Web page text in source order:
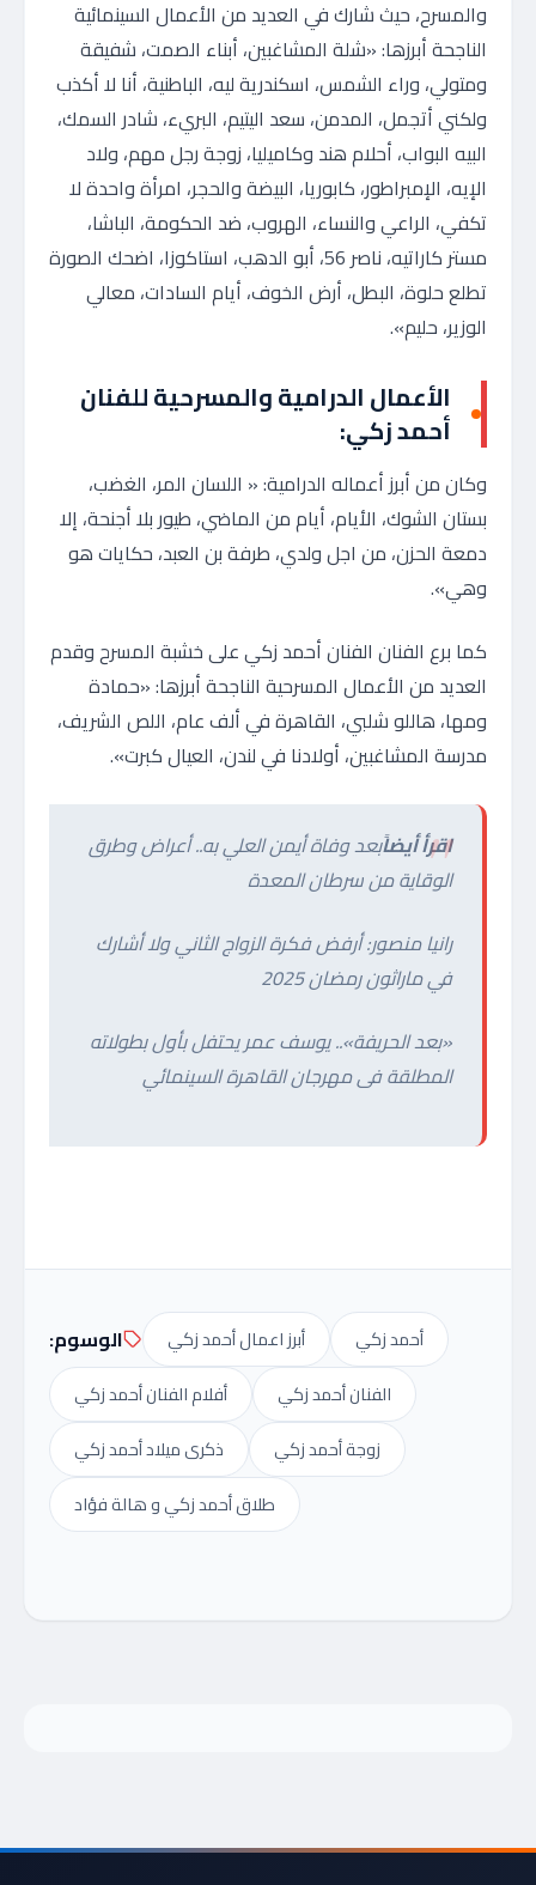
والمسرح، حيث شارك في العديد من الأعمال السينمائية
الناجحة أبرزها: «شلة المشاغبين، أبناء الصمت، شفيقة
ومتولي، وراء الشمس، اسكندرية ليه، الباطنية، أنا لا أكذب
ولكني أتجمل، المدمن، سعد اليتيم، البريء، شادر السمك،
البيه البواب، أحلام هند وكاميليا، زوجة رجل مهم، ولاد
الإيه، الإمبراطور، كابوريا، البيضة والحجر، امرأة واحدة لا
تكفي، الراعي والنساء، الهروب، ضد الحكومة، الباشا،
مستر كاراتيه، ناصر 56، أبو الدهب، استاكوزا، اضحك الصورة
تطلع حلوة، البطل، أرض الخوف، أيام السادات، معالي
الوزير، حليم».
الأعمال الدرامية والمسرحية للفنان
أحمد زكي:
وكان من أبرز أعماله الدرامية: « اللسان المر، الغضب،
بستان الشوك، الأيام، أيام من الماضي، طيور بلا أجنحة، إلا
دمعة الحزن، من اجل ولدي، طرفة بن العبد، حكايات هو
وهي».
كما برع الفنان الفنان أحمد زكي على خشبة المسرح وقدم
العديد من الأعمال المسرحية الناجحة أبرزها: «حمادة
ومها، هاللو شلبي، القاهرة في ألف عام، اللص الشريف،
مدرسة المشاغبين، أولادنا في لندن، العيال كبرت».
اقرأ أيضاًبعد وفاة أيمن العلي به.. أعراض وطرق
الوقاية من سرطان المعدة
رانيا منصور: أرفض فكرة الزواج الثاني ولا أشارك
في ماراثون رمضان 2025
«بعد الحريفة».. يوسف عمر يحتفل بأول بطولاته
المطلقة فى مهرجان القاهرة السينمائي
الوسوم: أبرز اعمال أحمد زكي
أحمد زكي
أفلام الفنان أحمد زكي
الفنان أحمد زكي
ذكرى ميلاد أحمد زكي
زوجة أحمد زكي
طلاق أحمد زكي و هالة فؤاد